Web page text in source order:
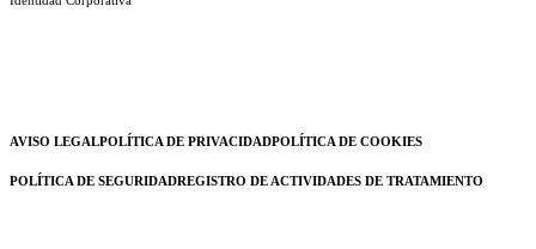
AVISO LEGALPOLÍTICA DE PRIVACIDADPOLÍTICA DE COOKIES
POLÍTICA DE SEGURIDADREGISTRO DE ACTIVIDADES DE TRATAMIENTO